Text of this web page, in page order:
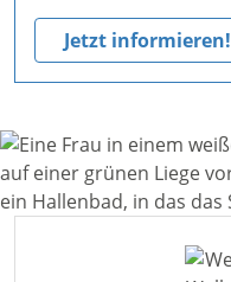
Jetzt informieren!